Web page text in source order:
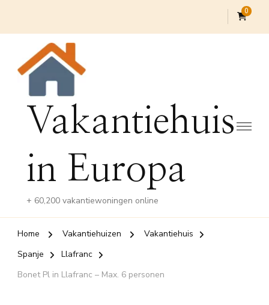
0
Vakantiehuis
in Europa
+ 60,200 vakantiewoningen online
Home Vakantiehuizen
Vakantiehuis
Spanje
Llafranc
Bonet Pl in Llafranc – Max. 6 personen